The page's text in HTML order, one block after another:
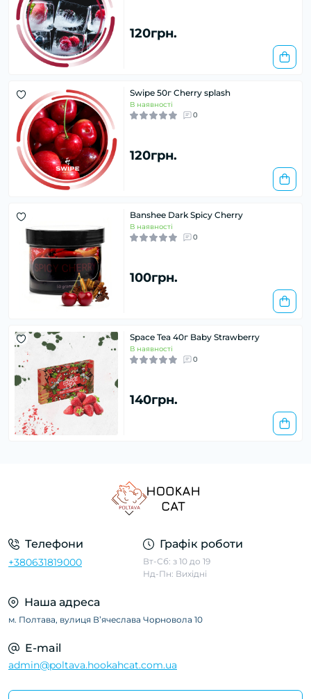
120грн.
Swipe 50г Cherry splash
В наявності
0
120грн.
Banshee Dark Spicy Cherry
В наявності
0
100грн.
Space Tea 40г Baby Strawberry
В наявності
0
140грн.
Телефони
+380631819000
Графік роботи
Вт-Сб: з 10 до 19
Нд-Пн: Вихідні
Наша адреса
м. Полтава, вулиця Вʼячеслава Чорновола 10
E-mail
admin@poltava.hookahcat.com.ua